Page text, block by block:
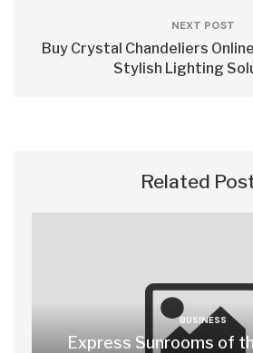
NEXT POST
Buy Crystal Chandeliers
Stylish Lighting
Related
BUSINESS
Express Sunrooms of